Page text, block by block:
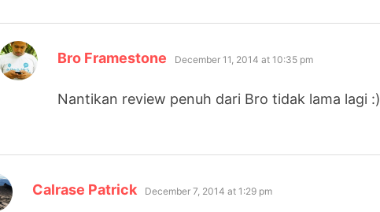
Bro Framestone says:
December 11, 2014 at 10:35 pm
Nantikan review penuh dari Bro tidak lama lagi :)
Calrase Patrick says:
December 7, 2014 at 1:29 pm